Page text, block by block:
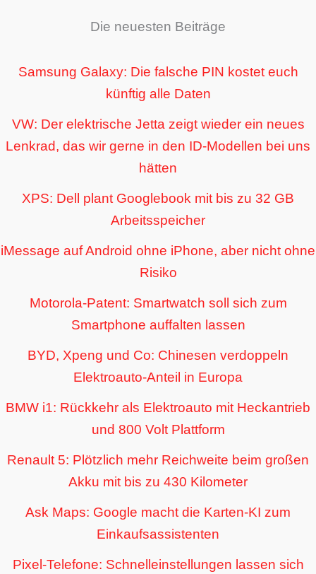
Die neuesten Beiträge
Samsung Galaxy: Die falsche PIN kostet euch
künftig alle Daten
VW: Der elektrische Jetta zeigt wieder ein neues
Lenkrad, das wir gerne in den ID-Modellen bei uns
hätten
XPS: Dell plant Googlebook mit bis zu 32 GB
Arbeitsspeicher
iMessage auf Android ohne iPhone, aber nicht ohne
Risiko
Motorola-Patent: Smartwatch soll sich zum
Smartphone auffalten lassen
BYD, Xpeng und Co: Chinesen verdoppeln
Elektroauto-Anteil in Europa
BMW i1: Rückkehr als Elektroauto mit Heckantrieb
und 800 Volt Plattform
Renault 5: Plötzlich mehr Reichweite beim großen
Akku mit bis zu 430 Kilometer
Ask Maps: Google macht die Karten-KI zum
Einkaufsassistenten
Pixel-Telefone: Schnelleinstellungen lassen sich